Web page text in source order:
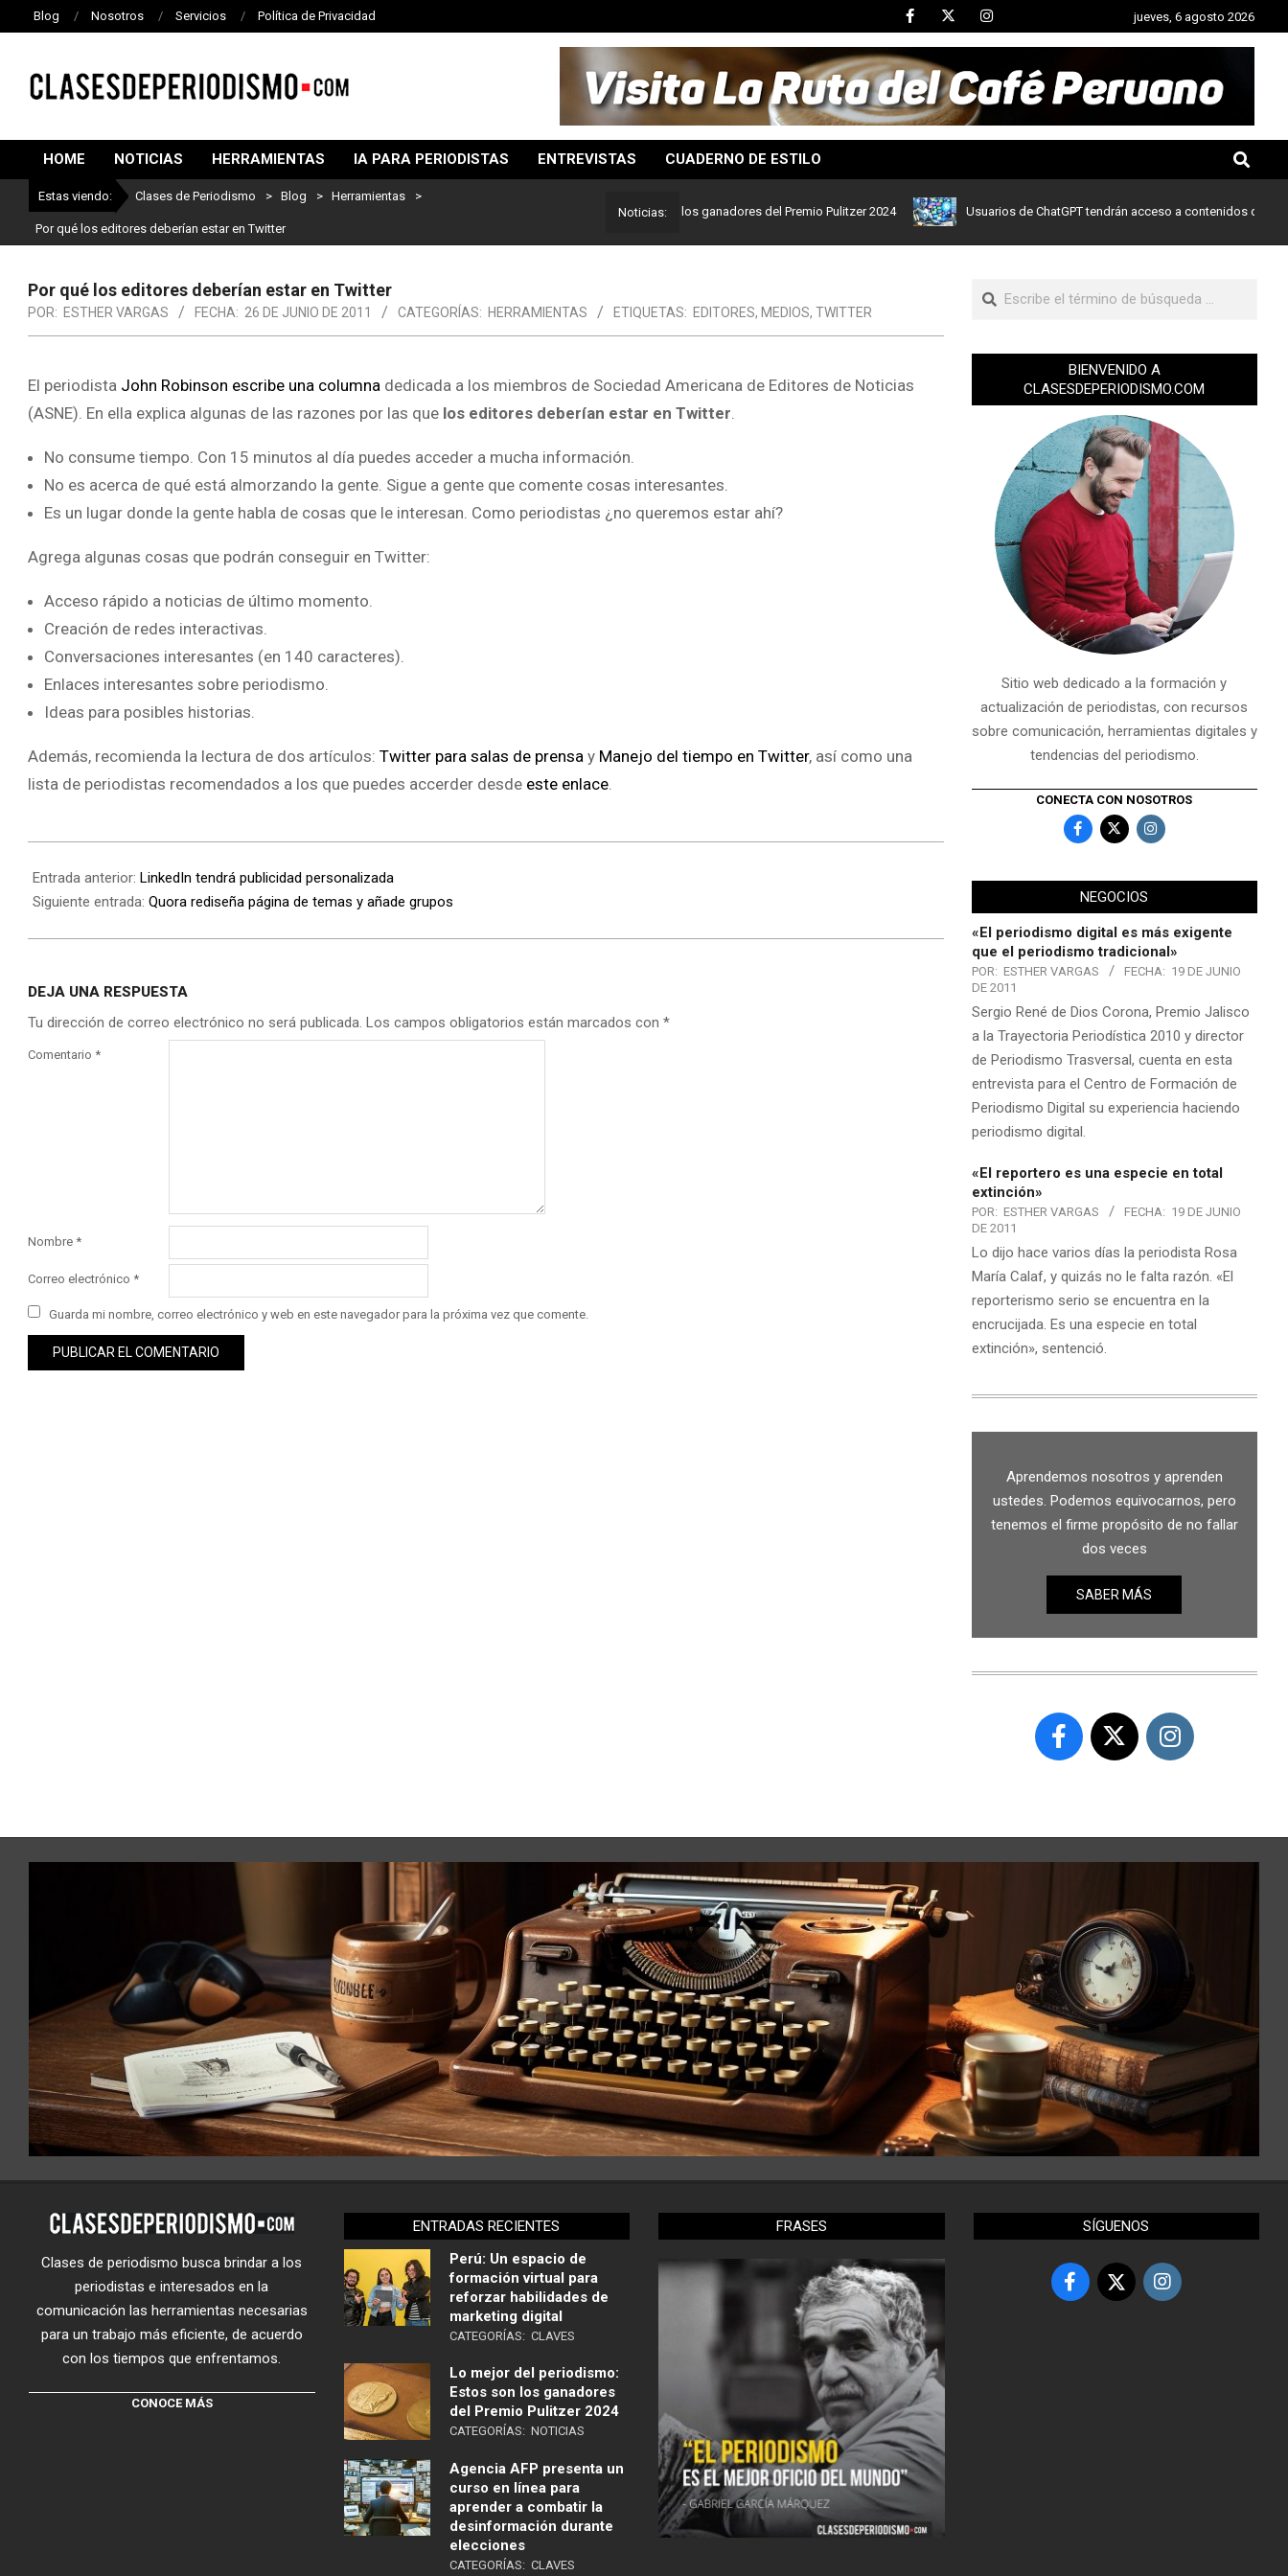
Blog Nosotros Servicios Política de Privacidad jueves, 6 agosto 2026
DE
PERIODISMO
HOME NOTICIAS HERRAMIENTAS IA PARA PERIODISTAS ENTREVISTAS CUADERNO DE ESTILO
Estas viendo: Clases de Periodismo > Blog > Herramientas >
Por qué los editores deberían estar en Twitter
Noticias:
Lo mejor del periodismo: Estos son los ganadores del Premio Pulitzer 2024 Usuarios de ChatGPT tendrán acceso a contenidos de noticias
Por qué los editores deberían estar en Twitter
POR: ESTHER VARGAS FECHA: 26 DE JUNIO DE 2011 CATEGORÍAS: HERRAMIENTAS ETIQUETAS: EDITORES, MEDIOS, TWITTER
El periodista John Robinson escribe una columna dedicada a los miembros de Sociedad Americana de Editores de Noticias
(ASNE). En ella explica algunas de las razones por las que los editores deberían estar en Twitter.
No consume tiempo. Con 15 minutos al día puedes acceder a mucha información.
No es acerca de qué está almorzando la gente. Sigue a gente que comente cosas interesantes.
Es un lugar donde la gente habla de cosas que le interesan. Como periodistas ¿no queremos estar ahí?
Agrega algunas cosas que podrán conseguir en Twitter:
Acceso rápido a noticias de último momento.
Creación de redes interactivas.
Conversaciones interesantes (en 140 caracteres).
Enlaces interesantes sobre periodismo.
Ideas para posibles historias.
Además, recomienda la lectura de dos artículos: Twitter para salas de prensa y Manejo del tiempo en Twitter, así como una
lista de periodistas recomendados a los que puedes accerder desde este enlace.
Entrada anterior: LinkedIn tendrá publicidad personalizada
Siguiente entrada: Quora rediseña página de temas y añade grupos
DEJA UNA RESPUESTA
Tu dirección de correo electrónico no será publicada. Los campos obligatorios están marcados con *
Comentario *
Nombre *
Correo electrónico *
Guarda mi nombre, correo electrónico y web en este navegador para la próxima vez que comente.
BIENVENIDO A
CLASESDEPERIODISMO.COM
Sitio web dedicado a la formación y
actualización de periodistas, con recursos
sobre comunicación, herramientas digitales y
tendencias del periodismo.
CONECTA CON NOSOTROS
NEGOCIOS
«El periodismo digital es más exigente
que el periodismo tradicional»
POR: ESTHER VARGAS FECHA: 19 DE JUNIO
DE 2011
Sergio René de Dios Corona, Premio Jalisco
a la Trayectoria Periodística 2010 y director
de Periodismo Trasversal, cuenta en esta
entrevista para el Centro de Formación de
Periodismo Digital su experiencia haciendo
periodismo digital.
«El reportero es una especie en total
extinción»
POR: ESTHER VARGAS FECHA: 19 DE JUNIO
DE 2011
Lo dijo hace varios días la periodista Rosa
María Calaf, y quizás no le falta razón. «El
reporterismo serio se encuentra en la
encrucijada. Es una especie en total
extinción», sentenció.
Aprendemos nosotros y aprenden
ustedes. Podemos equivocarnos, pero
tenemos el firme propósito de no fallar
dos veces
SABER MÁS
Clases de periodismo busca brindar a los
periodistas e interesados en la
comunicación las herramientas necesarias
para un trabajo más eficiente, de acuerdo
con los tiempos que enfrentamos.
CONOCE MÁS
ENTRADAS RECIENTES
Perú: Un espacio de
formación virtual para
reforzar habilidades de
marketing digital
CATEGORÍAS: CLAVES
Lo mejor del periodismo:
Estos son los ganadores
del Premio Pulitzer 2024
CATEGORÍAS: NOTICIAS
Agencia AFP presenta un
curso en línea para
aprender a combatir la
desinformación durante
elecciones
CATEGORÍAS: CLAVES
FRASES SÍGUENOS